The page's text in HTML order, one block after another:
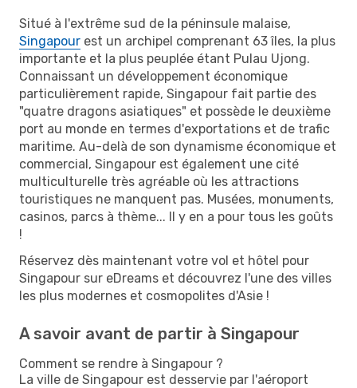
Situé à l'extrême sud de la péninsule malaise,
Singapour est un archipel comprenant 63 îles, la plus
importante et la plus peuplée étant Pulau Ujong.
Connaissant un développement économique
particulièrement rapide, Singapour fait partie des
"quatre dragons asiatiques" et possède le deuxième
port au monde en termes d'exportations et de trafic
maritime. Au-delà de son dynamisme économique et
commercial, Singapour est également une cité
multiculturelle très agréable où les attractions
touristiques ne manquent pas. Musées, monuments,
casinos, parcs à thème... Il y en a pour tous les goûts
!
Réservez dès maintenant votre vol et hôtel pour
Singapour sur eDreams et découvrez l'une des villes
les plus modernes et cosmopolites d'Asie !
A savoir avant de partir à Singapour
Comment se rendre à Singapour ?
La ville de Singapour est desservie par l'aéroport